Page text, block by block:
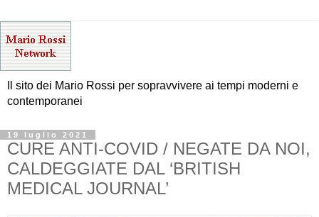
Il sito dei Mario Rossi per sopravvivere ai tempi moderni e
contemporanei
19 luglio 2021
CURE ANTI-COVID / NEGATE DA NOI,
CALDEGGIATE DAL ‘BRITISH
MEDICAL JOURNAL’